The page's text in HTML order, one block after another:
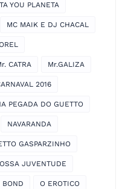
YOU PLANETA
MC MAIK E DJ CHACAL
CATRA Mr.GALIZA
2016
PEGADA DO GUETTO
NAVARANDA
GASPARZINHO
JUVENTUDE
BOND O EROTICO